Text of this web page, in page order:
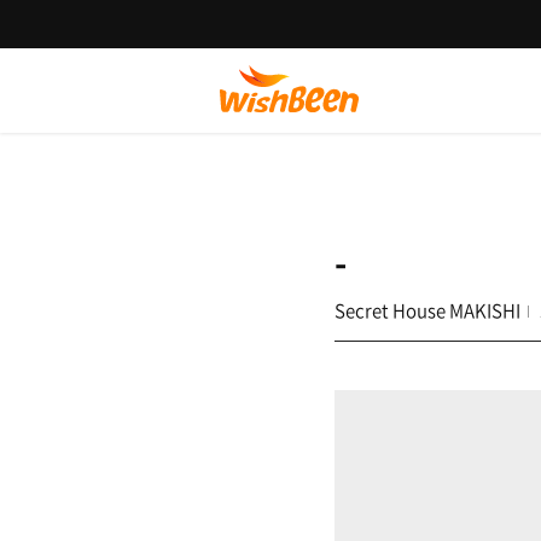
-
Secret House MAKISHI